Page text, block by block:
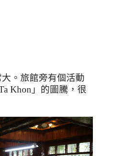
。旅館旁有個活動
Khon 」的圖騰，很